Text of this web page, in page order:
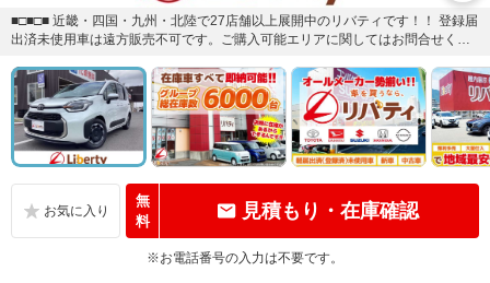
■□■□■ 近畿・四国・九州・北陸で27店舗以上展開中のリバティです！！ 登録届
出済未使用車は遠方販売不可です。ご購入可能エリアに関してはお問合せくだ
無
料
見積もり・在庫確認
※お電話番号の入力は不要です。